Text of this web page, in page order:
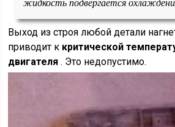
Выход из строя любой детали
приводит к критической
двигателя . Это недопустимо.